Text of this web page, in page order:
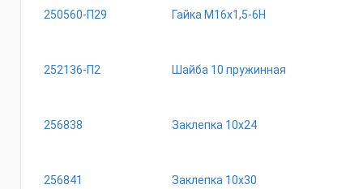
250560-П29 Гайка М16х1,5-6Н
252136-П2 Шайба 10 пружинная
256838 Заклепка 10х24
256841 Заклепка 10х30